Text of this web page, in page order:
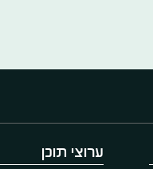
ערוצי תוכן